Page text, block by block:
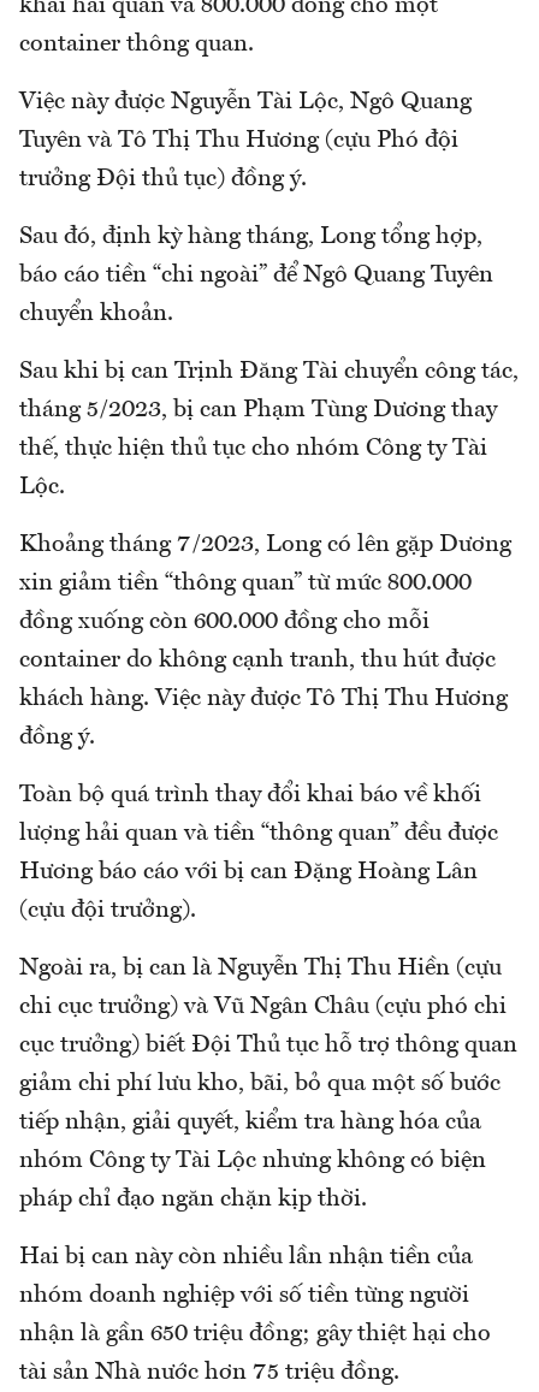
khai hải quan và 800.000 đồng cho một
container thông quan.
Việc này được Nguyễn Tài Lộc, Ngô Quang
Tuyên và Tô Thị Thu Hương (cựu Phó đội
trưởng Đội thủ tục) đồng ý.
Sau đó, định kỳ hàng tháng, Long tổng hợp,
báo cáo tiền “chi ngoài” để Ngô Quang Tuyên
chuyển khoản.
Sau khi bị can Trịnh Đăng Tài chuyển công tác,
tháng 5/2023, bị can Phạm Tùng Dương thay
thế, thực hiện thủ tục cho nhóm Công ty Tài
Lộc.
Khoảng tháng 7/2023, Long có lên gặp Dương
xin giảm tiền “thông quan” từ mức 800.000
đồng xuống còn 600.000 đồng cho mỗi
container do không cạnh tranh, thu hút được
khách hàng. Việc này được Tô Thị Thu Hương
đồng ý.
Toàn bộ quá trình thay đổi khai báo về khối
lượng hải quan và tiền “thông quan” đều được
Hương báo cáo với bị can Đặng Hoàng Lân
(cựu đội trưởng).
Ngoài ra, bị can là Nguyễn Thị Thu Hiền (cựu
chi cục trưởng) và Vũ Ngân Châu (cựu phó chi
cục trưởng) biết Đội Thủ tục hỗ trợ thông quan
giảm chi phí lưu kho, bãi, bỏ qua một số bước
tiếp nhận, giải quyết, kiểm tra hàng hóa của
nhóm Công ty Tài Lộc nhưng không có biện
pháp chỉ đạo ngăn chặn kịp thời.
Hai bị can này còn nhiều lần nhận tiền của
nhóm doanh nghiệp với số tiền từng người
nhận là gần 650 triệu đồng; gây thiệt hại cho
tài sản Nhà nước hơn 75 triệu đồng.